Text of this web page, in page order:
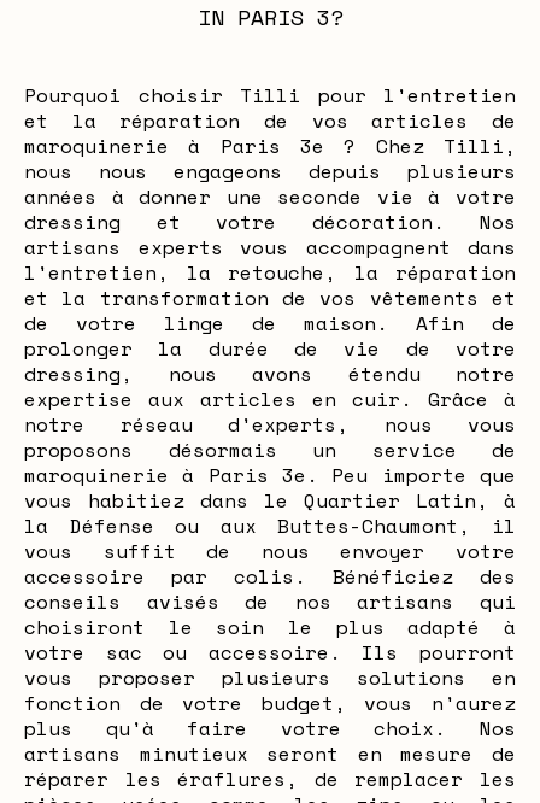
IN PARIS 3?
Pourquoi choisir Tilli pour l'entretien
et la réparation de vos articles de
maroquinerie à Paris 3e ? Chez Tilli,
nous nous engageons depuis plusieurs
années à donner une seconde vie à votre
dressing et votre décoration. Nos
artisans experts vous accompagnent dans
l'entretien, la retouche, la réparation
et la transformation de vos vêtements et
de votre linge de maison. Afin de
prolonger la durée de vie de votre
dressing, nous avons étendu notre
expertise aux articles en cuir. Grâce à
notre réseau d'experts, nous vous
proposons désormais un service de
maroquinerie à Paris 3e. Peu importe que
vous habitiez dans le Quartier Latin, à
la Défense ou aux Buttes-Chaumont, il
vous suffit de nous envoyer votre
accessoire par colis. Bénéficiez des
conseils avisés de nos artisans qui
choisiront le soin le plus adapté à
votre sac ou accessoire. Ils pourront
vous proposer plusieurs solutions en
fonction de votre budget, vous n'aurez
plus qu'à faire votre choix. Nos
artisans minutieux seront en mesure de
réparer les éraflures, de remplacer les